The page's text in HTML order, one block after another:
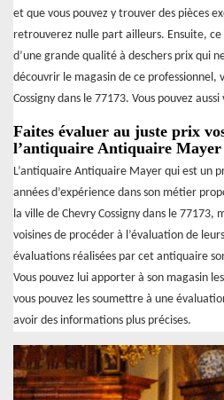
et que vous pouvez y trouver des pièces
retrouverez nulle part ailleurs. Ensuite,
d’une grande qualité à deschers prix qui
découvrir le magasin de ce professionnel,
Cossigny dans le 77173. Vous pouvez
Faites évaluer au juste prix
l’antiquaire Antiquaire Mayer
L’antiquaire Antiquaire Mayer qui est un
années d’expérience dans son métier
la ville de Chevry Cossigny dans le 77173,
voisines de procéder à l’évaluation de
évaluations réalisées par cet antiquaire
Vous pouvez lui apporter à son magasin
vous pouvez les soumettre à une
avoir des informations plus précises.